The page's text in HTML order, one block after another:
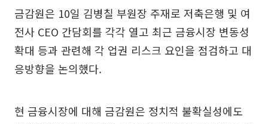
금감원은 10일 김병칠 부원장 주재로 저축은행 및 여
전사 CEO 간담회를 각각 열고 최근 금융시장 변동성
확대 등과 관련해 각 업권 리스크 요인을 점검하고 대
응방향을 논의했다.
현 금융시장에 대해 금감원은 정치적 불확실성에도